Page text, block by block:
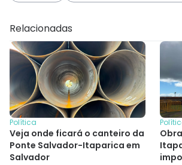
Relacionadas
Política
Veja onde ficará o canteiro da
Ponte Salvador-Itaparica em
Salvador